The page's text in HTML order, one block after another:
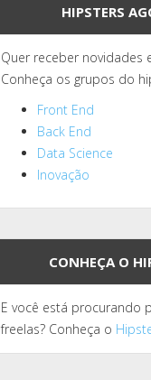
HIPSTERS
Quer receber novidades
Conheça os grupos do
Front End
Back End
Data Science
Inovação
CONHEÇA O
E você está procurando
freelas? Conheça o